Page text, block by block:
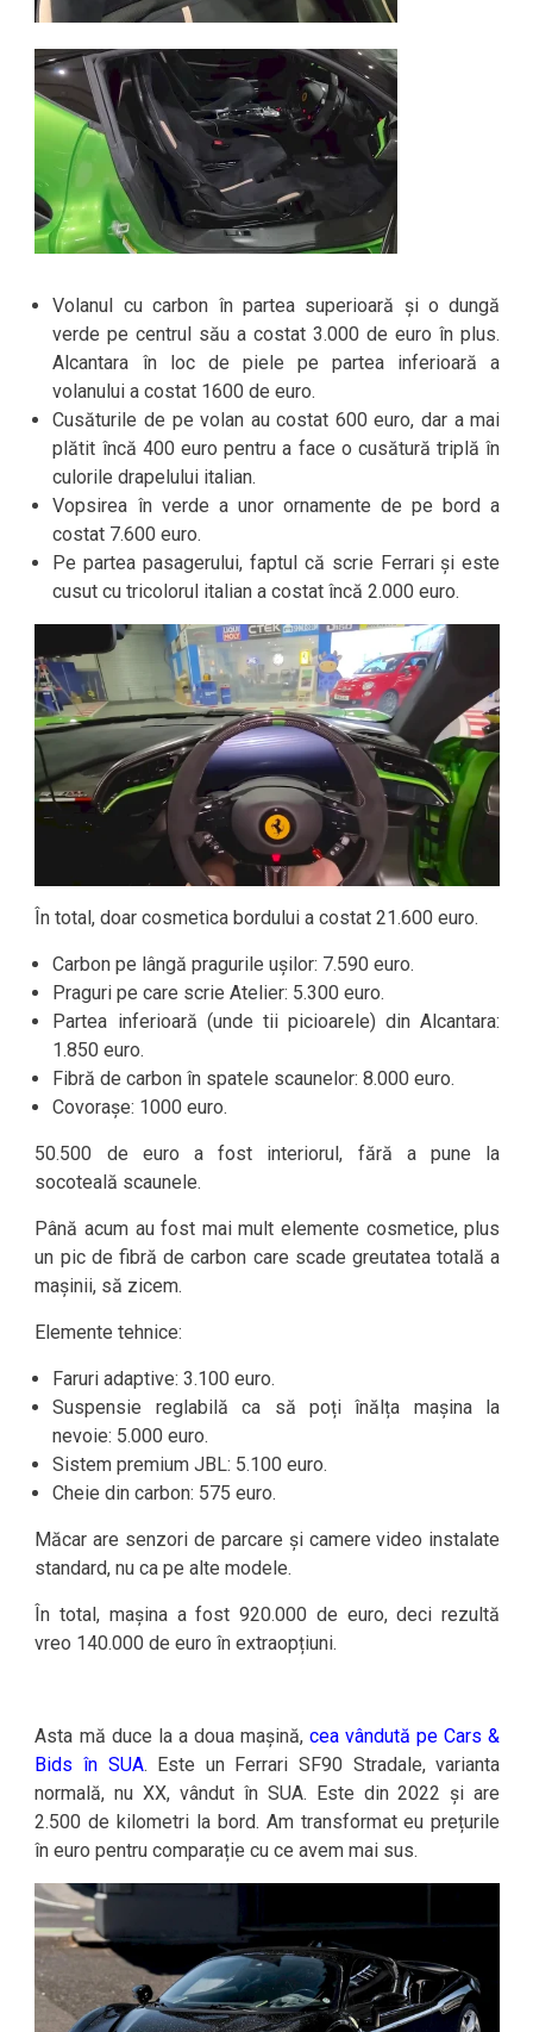
Volanul cu carbon în partea superioară și o dungă
verde pe centrul său a costat 3.000 de euro în plus.
Alcantara în loc de piele pe partea inferioară a
volanului a costat 1600 de euro.
Cusăturile de pe volan au costat 600 euro, dar a mai
plătit încă 400 euro pentru a face o cusătură triplă în
culorile drapelului italian.
Vopsirea în verde a unor ornamente de pe bord a
costat 7.600 euro.
Pe partea pasagerului, faptul că scrie Ferrari și este
cusut cu tricolorul italian a costat încă 2.000 euro.
În total, doar cosmetica bordului a costat 21.600 euro.
Carbon pe lângă pragurile ușilor: 7.590 euro.
Praguri pe care scrie Atelier: 5.300 euro.
Partea inferioară (unde tii picioarele) din Alcantara:
1.850 euro.
Fibră de carbon în spatele scaunelor: 8.000 euro.
Covorașe: 1000 euro.
50.500 de euro a fost interiorul, fără a pune la
socoteală scaunele.
Până acum au fost mai mult elemente cosmetice, plus
un pic de fibră de carbon care scade greutatea totală a
mașinii, să zicem.
Elemente tehnice:
Faruri adaptive: 3.100 euro.
Suspensie reglabilă ca să poți înălța mașina la
nevoie: 5.000 euro.
Sistem premium JBL: 5.100 euro.
Cheie din carbon: 575 euro.
Măcar are senzori de parcare și camere video instalate
standard, nu ca pe alte modele.
În total, mașina a fost 920.000 de euro, deci rezultă
vreo 140.000 de euro în extraopțiuni.
Asta mă duce la a doua mașină, cea vândută pe Cars &
Bids în SUA. Este un Ferrari SF90 Stradale, varianta
normală, nu XX, vândut în SUA. Este din 2022 și are
2.500 de kilometri la bord. Am transformat eu prețurile
în euro pentru comparație cu ce avem mai sus.